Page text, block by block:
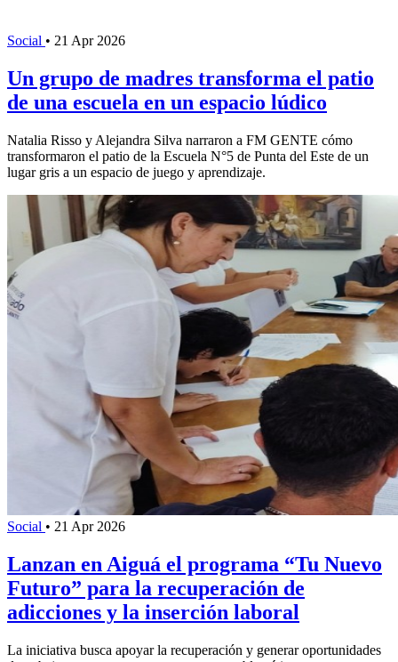
Social • 21 Apr 2026
Un grupo de madres transforma el patio
de una escuela en un espacio lúdico
Natalia Risso y Alejandra Silva narraron a FM GENTE cómo
transformaron el patio de la Escuela N°5 de Punta del Este de un
lugar gris a un espacio de juego y aprendizaje.
Social • 21 Apr 2026
Lanzan en Aiguá el programa “Tu Nuevo
Futuro” para la recuperación de
adicciones y la inserción laboral
La iniciativa busca apoyar la recuperación y generar oportunidades